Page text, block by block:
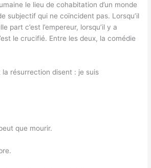
le lieu de cohabitation d’un monde
subjectif qui ne coïncident pas. Lorsqu’il
part c’est l’empereur, lorsqu’il y a
le crucifié. Entre les deux, la comédie
la résurrection disent : je suis
que mourir.